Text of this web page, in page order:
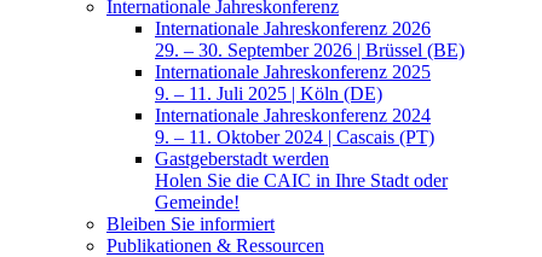
Internationale Jahreskonferenz
Internationale Jahreskonferenz 2026
29. – 30. September 2026 | Brüssel (BE)
Internationale Jahreskonferenz 2025
9. – 11. Juli 2025 | Köln (DE)
Internationale Jahreskonferenz 2024
9. – 11. Oktober 2024 | Cascais (PT)
Gastgeberstadt werden
Holen Sie die CAIC in Ihre Stadt oder
Gemeinde!
Bleiben Sie informiert
Publikationen & Ressourcen